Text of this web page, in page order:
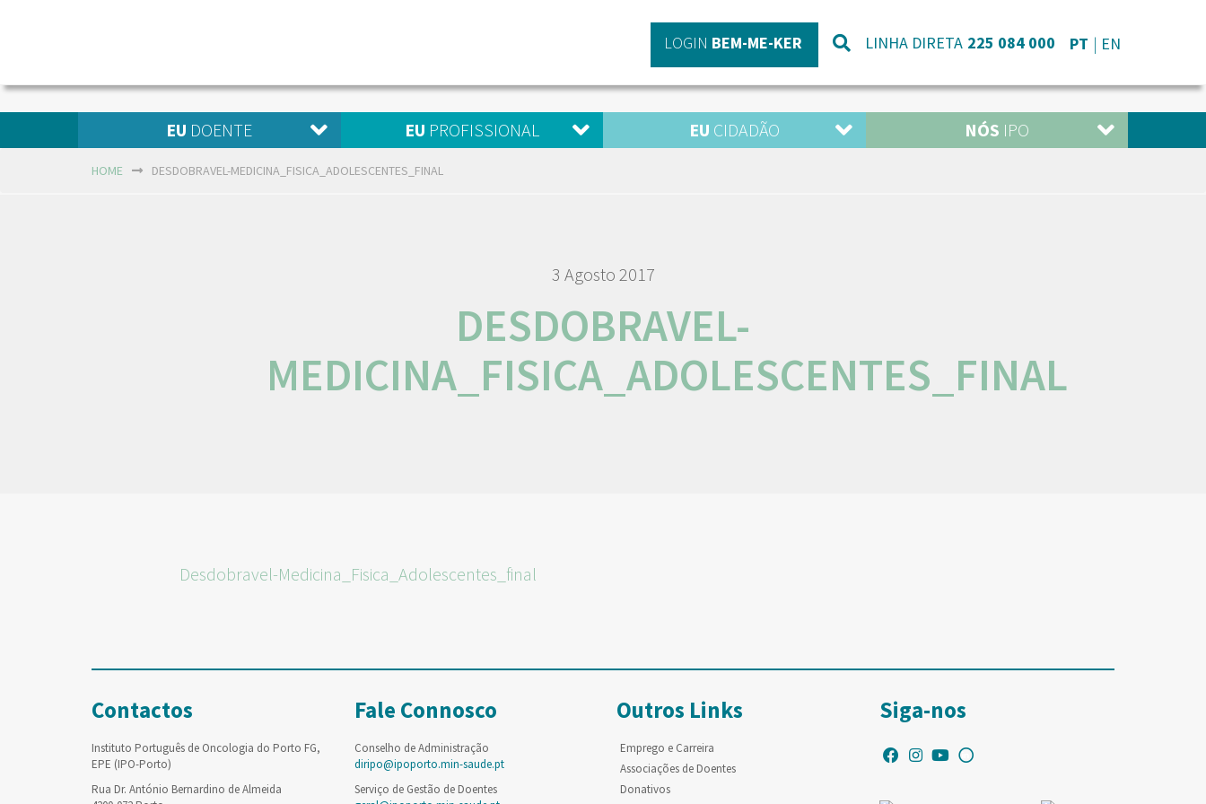
LOGIN BEM-ME-KER LINHA DIRETA 225 084 000 PT EN
EU DOENTE EU PROFISSIONAL EU CIDADÃO NÓS IPO
HOME DESDOBRAVEL-MEDICINA_FISICA_ADOLESCENTES_FINAL
3 Agosto 2017
DESDOBRAVEL-
MEDICINA_FISICA_ADOLESCENTES_FINAL
Desdobravel-Medicina_Fisica_Adolescentes_final
Contactos
Instituto Português de Oncologia do Porto FG,
EPE (IPO-Porto)
Rua Dr. António Bernardino de Almeida
Fale Connosco
Conselho de Administração
diripo@ipoporto.min-saude.pt
Serviço de Gestão de Doentes
Outros Links
Emprego e Carreira
Associações de Doentes
Donativos
Siga-nos